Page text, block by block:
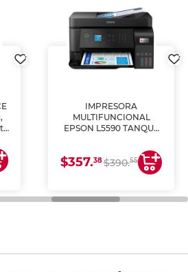
IMPRESORA
MULTIFUNCIONAL
EPSON L5590 TANQUE
COPIA Y ESCANEA)
$357.38$390.55